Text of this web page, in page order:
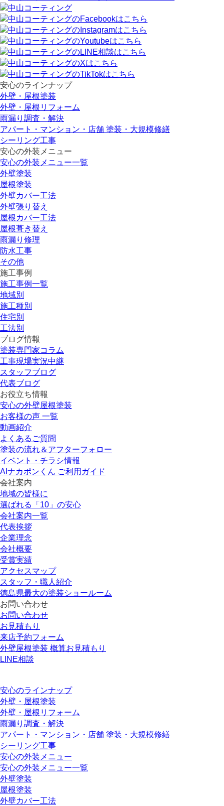
安心のラインナップ
外壁・屋根塗装
外壁・屋根リフォーム
雨漏り調査・解決
アパート・マンション・店舗 塗装・大規模修繕
シーリング工事
安心の外装メニュー
安心の外装メニュー一覧
外壁塗装
屋根塗装
外壁カバー工法
外壁張り替え
屋根カバー工法
屋根葺き替え
雨漏り修理
防水工事
その他
施工事例
施工事例一覧
地域別
施工種別
住宅別
工法別
ブログ情報
塗装専門家コラム
工事現場実況中継
スタッフブログ
代表ブログ
お役立ち情報
安心の外壁屋根塗装
お客様の声 一覧
動画紹介
よくあるご質問
塗装の流れ＆アフターフォロー
イベント・チラシ情報
AIナカポンくん ご利用ガイド
会社案内
地域の皆様に
選ばれる「10」の安心
会社案内一覧
代表挨拶
企業理念
会社概要
受賞実績
アクセスマップ
スタッフ・職人紹介
徳島県最大の塗装ショールーム
お問い合わせ
お問い合わせ
お見積もり
来店予約フォーム
外壁屋根塗装 概算お見積もり
LINE相談
安心のラインナップ
外壁・屋根塗装
外壁・屋根リフォーム
雨漏り調査・解決
アパート・マンション・店舗 塗装・大規模修繕
シーリング工事
安心の外装メニュー
安心の外装メニュー一覧
外壁塗装
屋根塗装
外壁カバー工法